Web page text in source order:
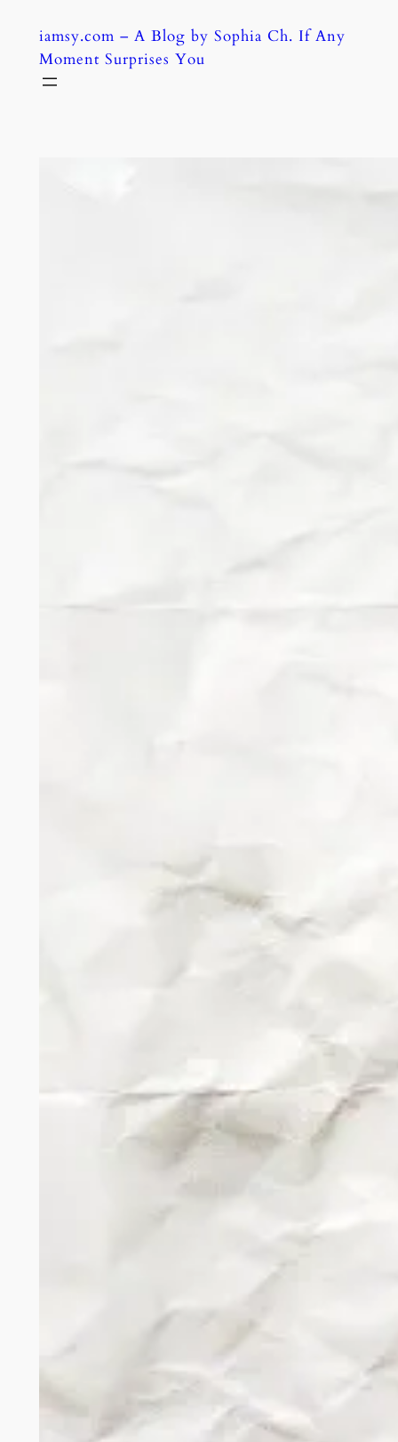
content
iamsy.com – A Blog by Sophia Ch. If Any
Moment Surprises You